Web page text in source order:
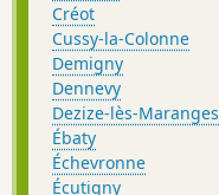
Créot
Cussy-la-Colonne
Demigny
Dennevy
Dezize-lès-Maranges
Ébaty
Échevronne
Écutigny